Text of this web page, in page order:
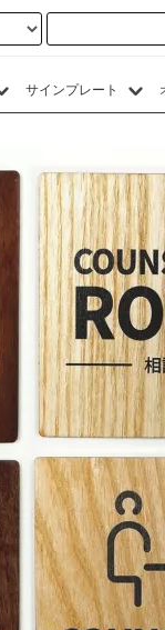
サインプレート